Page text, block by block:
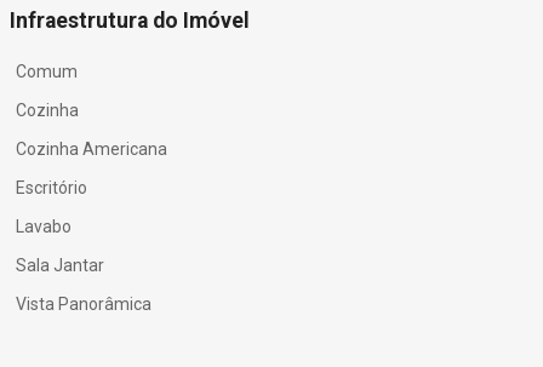
Infraestrutura do Imóvel
Comum
Cozinha
Cozinha Americana
Escritório
Lavabo
Sala Jantar
Vista Panorâmica